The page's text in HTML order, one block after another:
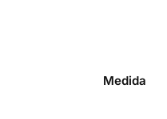
Medida